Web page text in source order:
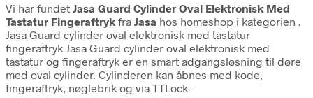
Vi har fundet Jasa Guard Cylinder Oval Elektronisk Med
Tastatur Fingeraftryk fra Jasa hos homeshop i kategorien .
Jasa Guard cylinder oval elektronisk med tastatur
fingeraftryk Jasa Guard cylinder oval elektronisk med
tastatur og fingeraftryk er en smart adgangsløsning til døre
med oval cylinder. Cylinderen kan åbnes med kode,
fingeraftryk, nøglebrik og via TTLock-